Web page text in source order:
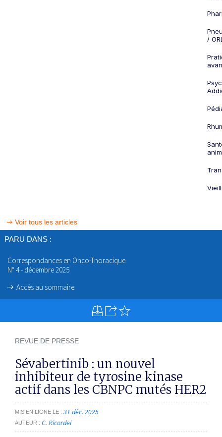
/
Voir tous les articles
PARU DANS :
Correspondances en Onco-Thoracique
N° 4 - décembre 2025
Accès au sommaire
REVUE DE PRESSE
Sévabertinib : un nouvel
inhibiteur de tyrosine kinase
actif dans les CBNPC mutés HER2
MIS EN LIGNE LE 31 déc. 2025
AUTEUR C. Ricordel